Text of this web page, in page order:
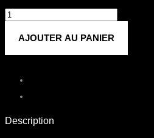
quantité
Untitled
689
AJOUTER AU PANIER
Description